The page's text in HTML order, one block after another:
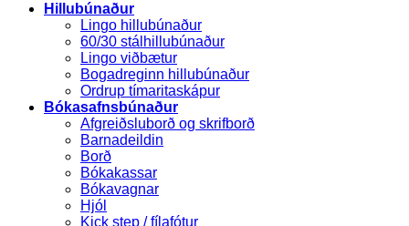
Hillubúnaður
Lingo hillubúnaður
60/30 stálhillubúnaður
Lingo viðbætur
Bogadreginn hillubúnaður
Ordrup tímaritaskápur
Bókasafnsbúnaður
Afgreiðsluborð og skrifborð
Barnadeildin
Borð
Bókakassar
Bókavagnar
Hjól
Kick step / fílafótur